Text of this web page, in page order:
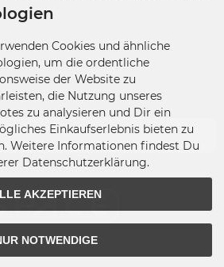
Cookies und ähnliche
um die ordentliche
der Website zu
die Nutzung unseres
zu analysieren und Dir ein
Einkaufserlebnis bieten zu
Weitere Informationen findest Du
Datenschutzerklärung.
AKZEPTIEREN
NOTWENDIGE